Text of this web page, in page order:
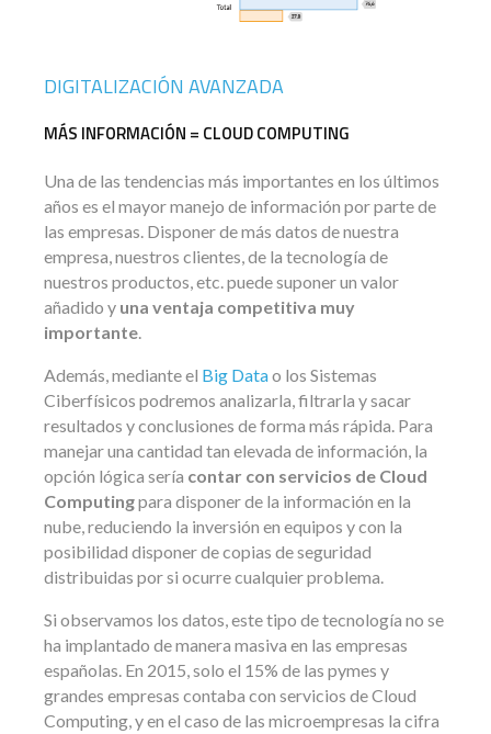
DIGITALIZACIÓN AVANZADA
MÁS INFORMACIÓN = CLOUD COMPUTING
Una de las tendencias más importantes en los últimos
años es el mayor manejo de información por parte de
las empresas. Disponer de más datos de nuestra
empresa, nuestros clientes, de la tecnología de
nuestros productos, etc. puede suponer un valor
añadido y una ventaja competitiva muy
importante.
Además, mediante el Big Datao los Sistemas
Ciberfísicos podremos analizarla, filtrarla y sacar
resultados y conclusiones de forma más rápida. Para
manejar una cantidad tan elevada de información, la
opción lógica sería contar con servicios de Cloud
Computingpara disponer de la información en la
nube, reduciendo la inversión en equipos y con la
posibilidad disponer de copias de seguridad
distribuidas por si ocurre cualquier problema.
Si observamos los datos, este tipo de tecnología no se
ha implantado de manera masiva en las empresas
españolas. En 2015, solo el 15% de las pymes y
grandes empresas contaba con servicios de Cloud
Computing, y en el caso de las microempresas la cifra